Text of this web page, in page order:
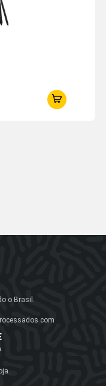
o Brasil.
com